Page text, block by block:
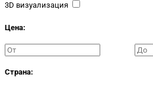
3D визуализация
Цена:
Страна: